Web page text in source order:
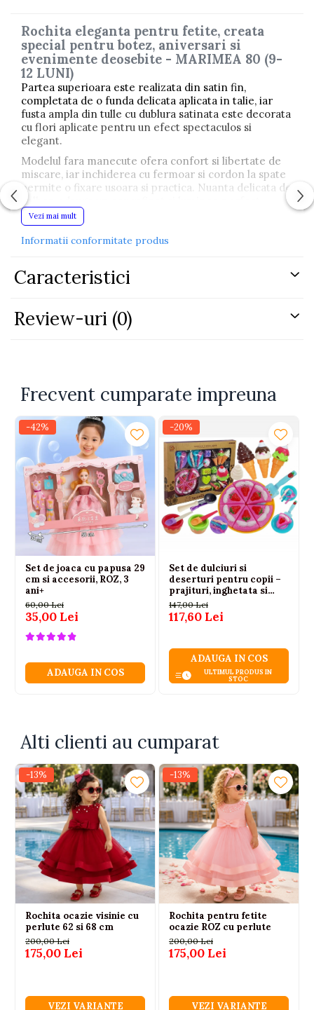
Rochita eleganta pentru fetite, creata
special pentru botez, aniversari si
evenimente deosebite - MARIMEA 80 (9-
12 LUNI)
Partea superioara este realizata din satin fin,
completata de o funda delicata aplicata in talie, iar
fusta ampla din tulle cu dublura satinata este decorata
cu flori aplicate pentru un efect spectaculos si
elegant.
Modelul fara manecute ofera confort si libertate de
miscare, iar inchiderea cu fermoar si cordon la spate
permite o fixare usoara si practica. Nuanta delicata de
galben adauga un aer rafinat si luminos, perfect
pentru micutele domnisoare care trebuie sa
straluceasca la orice eveniment special.
Potrivita pentru:
petreceri aniversare
Detalii produs:
Culoare: galben
Material: 15% bumbac, 85% polyester
Fara manecute
Funda decorativa in talie
Tulle cu flori aplicate
Inchidere cu fermoar si cordon la spate
Vezi mai mult
Informatii conformitate produs
Caracteristici
Review-uri (0)
Frecvent cumparate impreuna
-42%
Set de joaca cu papusa 29
cm si accesorii, ROZ, 3
ani+
60,00 Lei
35,00 Lei
ADAUGA IN COS
-20%
Set de dulciuri si
deserturi pentru copii –
prajituri, inghetata si
accesorii
147,00 Lei
117,60 Lei
ADAUGA IN COS
ULTIMUL PRODUS IN
STOC
Alti clienti au cumparat
-13%
Rochita ocazie visinie cu
perlute 62 si 68 cm
200,00 Lei
175,00 Lei
VEZI VARIANTE
-13%
Rochita pentru fetite
ocazie ROZ cu perlute
200,00 Lei
175,00 Lei
VEZI VARIANTE